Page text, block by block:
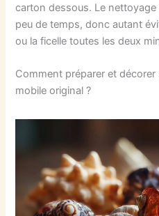
carton dessous. Le
peu de temps, donc autant
ou la ficelle toutes les deux
Comment préparer et
mobile original ?